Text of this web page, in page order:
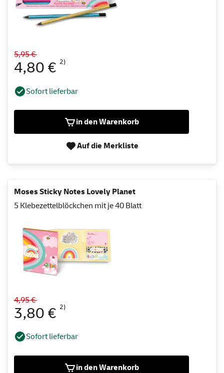
5,95 €
4,80 € 2)
Sofort lieferbar
in den Warenkorb
Auf die Merkliste
Moses Sticky Notes Lovely Planet
5 Klebezettelblöckchen mit je 40 Blatt
4,95 €
3,80 € 2)
Sofort lieferbar
in den Warenkorb